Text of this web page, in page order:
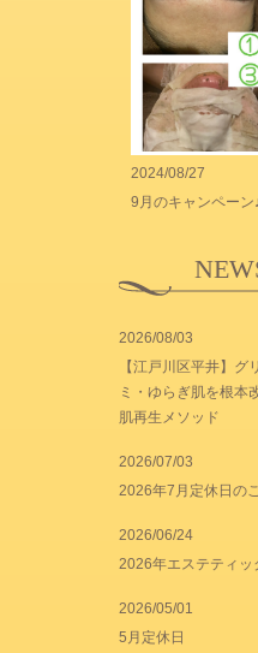
2024/08/27
9月のキャンペーン
2026/08/03
【江戸川区平井】グ
ミ・ゆらぎ肌を根本
肌再生メソッド
2026/07/03
2026年7月定休日の
2026/06/24
2026年エステティッ
2026/05/01
5月定休日